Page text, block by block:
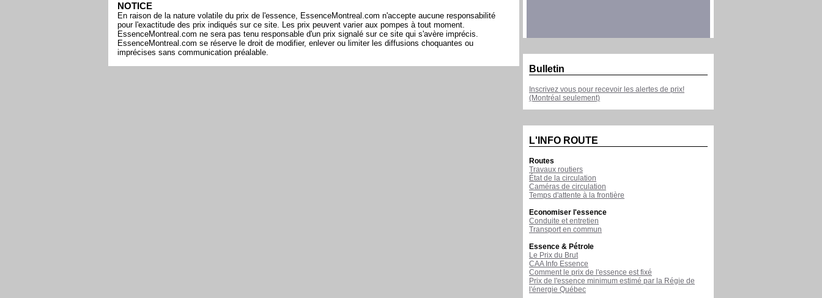
NOTICE
En raison de la nature volatile du prix de l'essence, EssenceMontreal.com n'accepte aucune responsabilité
pour l'exactitude des prix indiqués sur ce site. Les prix peuvent varier aux pompes à tout moment.
EssenceMontreal.com ne sera pas tenu responsable d'un prix signalé sur ce site qui s'avère imprécis.
EssenceMontreal.com se réserve le droit de modifier, enlever ou limiter les diffusions choquantes ou
imprécises sans communication préalable.
Bulletin
Inscrivez vous pour recevoir les alertes de prix!
(Montréal seulement)
L'INFO ROUTE
Routes
Travaux routiers
État de la circulation
Caméras de circulation
Temps d'attente à la frontière
Economiser l'essence
Conduite et entretien
Transport en commun
Essence & Pétrole
Le Prix du Brut
CAA Info Essence
Comment le prix de l'essence est fixé
Prix de l'essence minimum estimé par la Régie de
l'énergie Québec